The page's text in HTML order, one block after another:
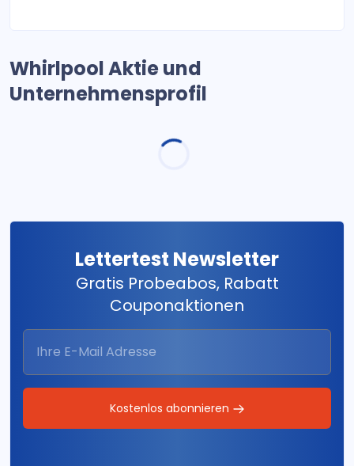
Whirlpool Aktie und
Unternehmensprofil
Lettertest Newsletter
Gratis Probeabos, Rabatt
Couponaktionen
Kostenlos abonnieren